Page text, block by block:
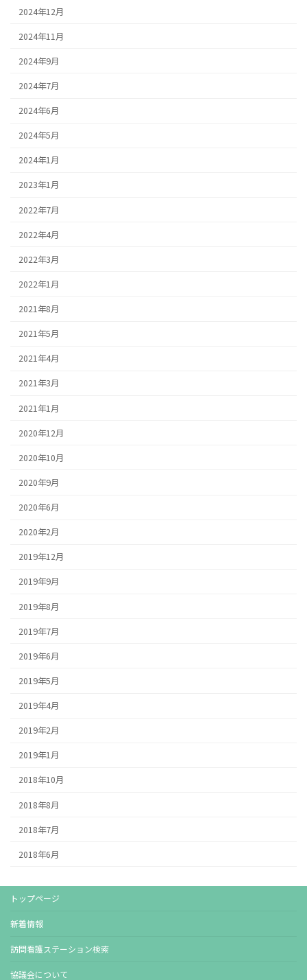
2024年12月
2024年11月
2024年9月
2024年7月
2024年6月
2024年5月
2024年1月
2023年1月
2022年7月
2022年4月
2022年3月
2022年1月
2021年8月
2021年5月
2021年4月
2021年3月
2021年1月
2020年12月
2020年10月
2020年9月
2020年6月
2020年2月
2019年12月
2019年9月
2019年8月
2019年7月
2019年6月
2019年5月
2019年4月
2019年2月
2019年1月
2018年10月
2018年8月
2018年7月
2018年6月
トップページ
新着情報
訪問看護ステーション検索
協議会について